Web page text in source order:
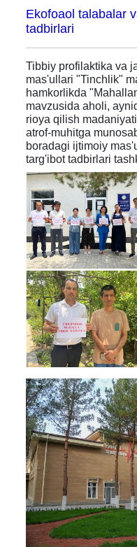
Ekofoaol talabalar
tadbirlari
Tibbiy profilaktika va
mas'ullari "Tinchlik"
hamkorlikda
mavzusida aholi,
rioya qilish
atrof-muhitga
boradagi ijtimoiy
targ'ibot tadbirlari